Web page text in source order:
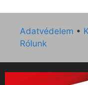
Adatvédelem •
Rólunk